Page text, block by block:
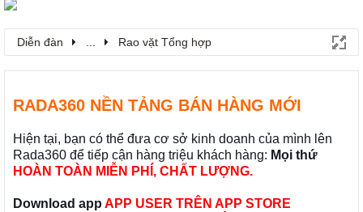
Diễn đàn Rao vặt Tổng hợp
RADA360 NỀN TẢNG BÁN HÀNG MỚI
Hiện tại, bạn có thể đưa cơ sở kinh doanh của mình lên
Rada360 để tiếp cận hàng triệu khách hàng: Mọi thứ
HOÀN TOÀN MIỄN PHÍ, CHẤT LƯỢNG.
Download app APP USER TRÊN APP STORE